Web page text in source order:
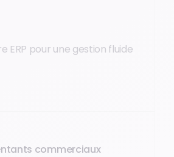
ERP pour une gestion fluide
commerciaux